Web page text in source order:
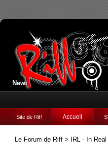
News:
Site de Riff Accueil
Le Forum de Riff > IRL - In